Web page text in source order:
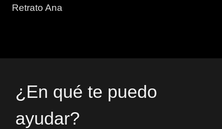
Retrato Ana
¿En qué te puedo
ayudar?